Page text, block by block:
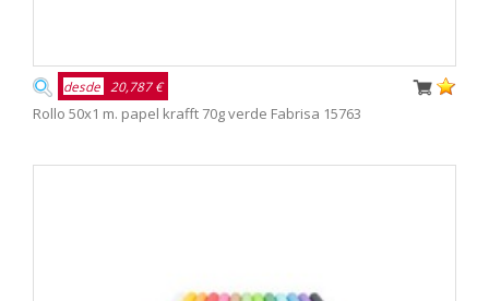
desde 20,787 €
Rollo 50x1 m. papel krafft 70g verde Fabrisa 15763